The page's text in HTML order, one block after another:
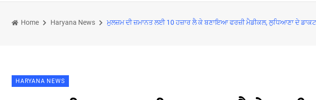
Home Haryana News ਮੁਲਜ਼ਮ ਦੀ ਜ਼ਮਾਨਤ ਲਈ 10 ਹਜ਼ਾਰ ਲੈ ਕੇ ਬਣਾਇਆ ਫਰਜ਼ੀ ਮੈਡੀਕਲ, ਲੁਧਿਆਣਾ ਦੇ
HARYANA NEWS